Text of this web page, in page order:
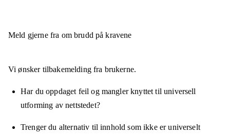
Meld gjerne fra om brudd på kravene
Vi ønsker tilbakemelding fra brukerne.
Har du oppdaget feil og mangler knyttet til universell
utforming av nettstedet?
Trenger du alternativ til innhold som ikke er universelt